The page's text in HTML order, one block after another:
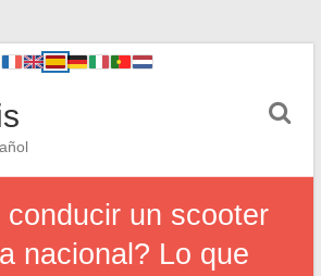
un scooter
nacional? Lo que